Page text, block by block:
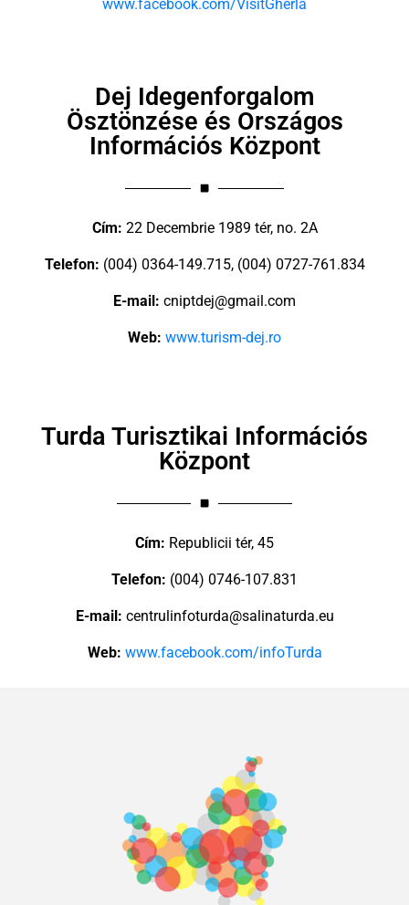
www.facebook.com/VisitGherla
Dej Idegenforgalom
Ösztönzése és Országos
Információs Központ
Cím: 22 Decembrie 1989 tér, no. 2A
Telefon: (004) 0364-149.715, (004) 0727-761.834
E-mail: cniptdej@gmail.com
Web: www.turism-dej.ro
Turda Turisztikai Információs
Központ
Cím: Republicii tér, 45
Telefon: (004) 0746-107.831
E-mail: centrulinfoturda@salinaturda.eu
Web: www.facebook.com/infoTurda